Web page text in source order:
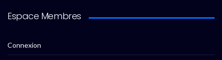
Espace Membres
Connexion